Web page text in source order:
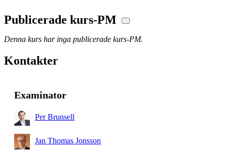
Publicerade kurs-PM
Denna kurs har inga publicerade kurs-PM.
Kontakter
Examinator
Per Brunsell
Jan Thomas Jonsson